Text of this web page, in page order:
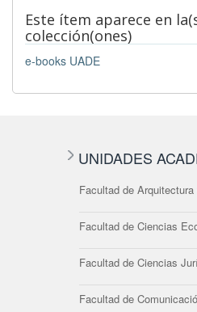
Este ítem aparece en
colección(ones)
e-books UADE
UNIDADES
Facultad de
Facultad de Ciencias
Facultad de Ciencias
Facultad de